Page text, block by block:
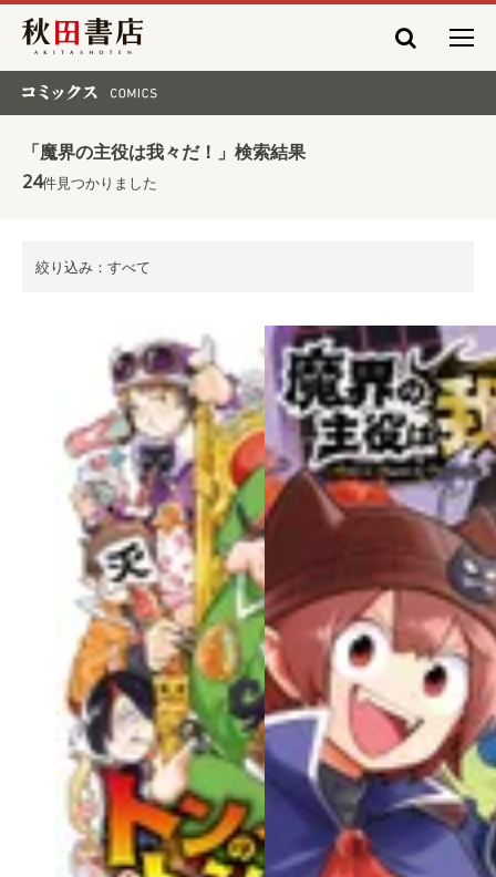
秋田書店
「魔界の主役は我々だ！」検索結果
24件見つかりました
絞り込み：すべて